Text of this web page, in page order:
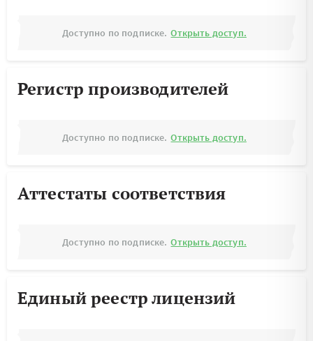
Доступно по подписке. Открыть доступ.
Регистр производителей
Доступно по подписке. Открыть доступ.
Аттестаты соответствия
Доступно по подписке. Открыть доступ.
Единый реестр лицензий